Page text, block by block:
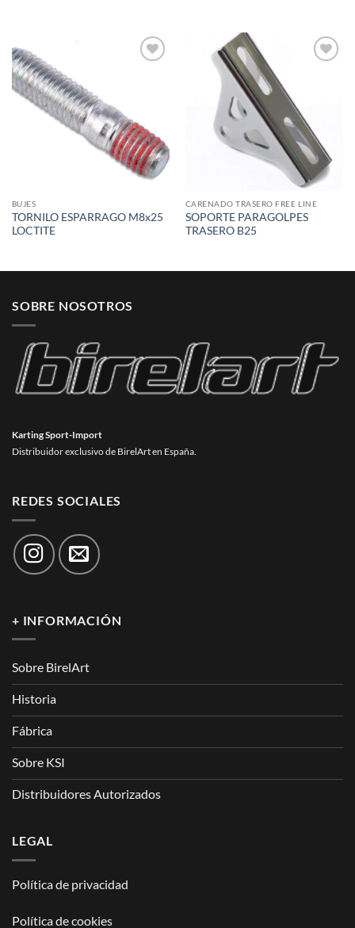
BUJES
TORNILO ESPARRAGO M8x25
LOCTITE
CARENADO TRASERO FREE LINE
SOPORTE PARAGOLPES
TRASERO B25
SOBRE NOSOTROS
Karting Sport-Import
Distribuidor exclusivo de BirelArt en España.
REDES SOCIALES
+ INFORMACIÓN
Sobre BirelArt
Historia
Fábrica
Sobre KSI
Distribuidores Autorizados
LEGAL
Política de privacidad
Política de cookies